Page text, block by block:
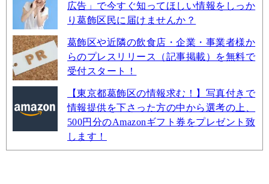
広告」で今すぐ知ってほしい情報をしっか
り葛飾区民に届けませんか？
葛飾区や近隣の飲食店・企業・事業者様か
らのプレスリリース（記事掲載）を無料で
受付スタート！
【東京都葛飾区の情報求む！】写真付きで
情報提供を下さった方の中から選考の上、
500円分のAmazonギフト券をプレゼント致
します！